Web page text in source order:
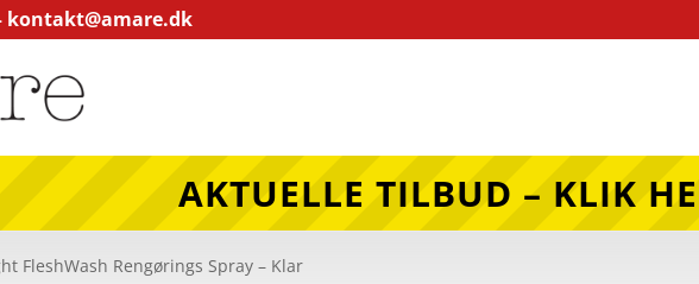
kontakt@amare.dk
AKTUELLE TILBUD – KLIK
FleshWash Rengørings Spray – Klar